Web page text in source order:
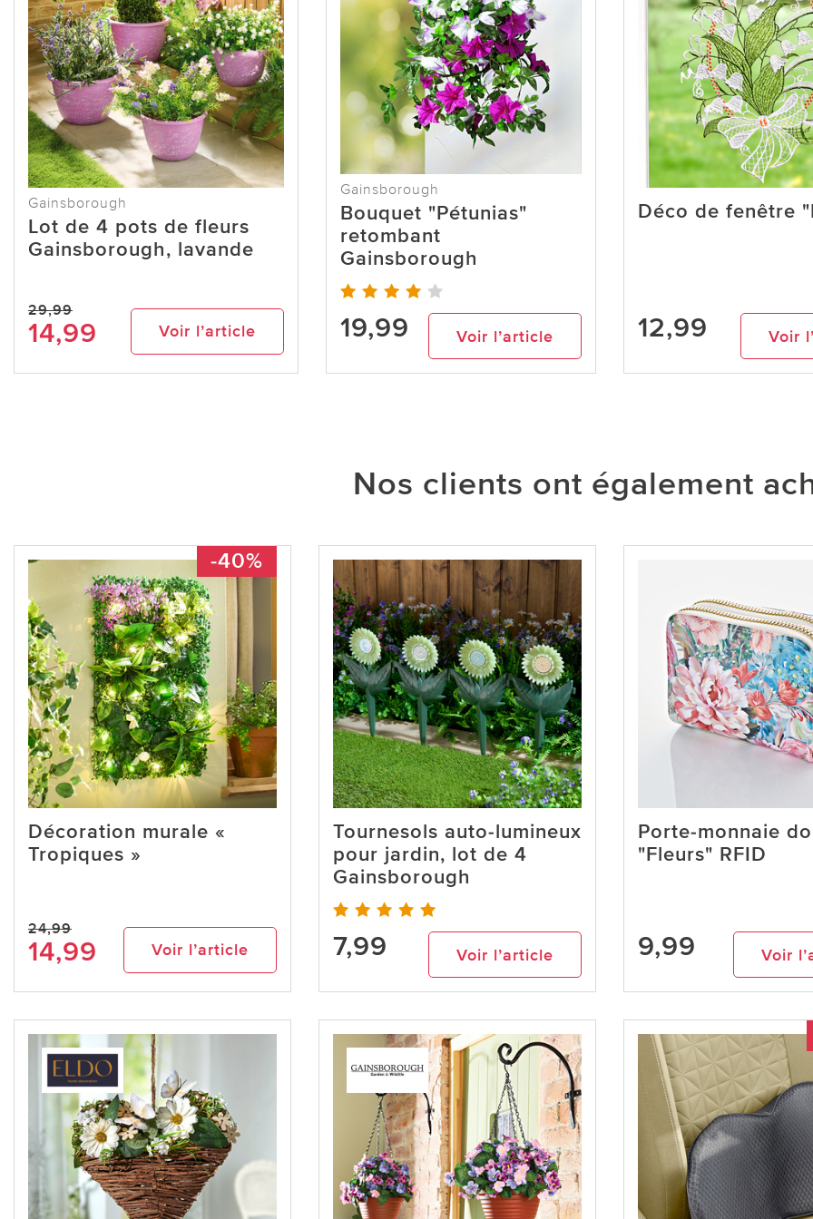
Gainsborough
Lot de 4 pots de fleurs
Gainsborough, lavande
29,99
14,99 Voir l’article
Gainsborough
Bouquet "Pétunias"
retombant
Gainsborough
19,99 Voir l’article
Déco de fenêtre
12,99 Voir
Nos clients ont également
-40%
Décoration murale «
Tropiques »
24,99
14,99 Voir l’article
Tournesols auto-lumineux
pour jardin, lot de 4
Gainsborough
7,99 Voir l’article
Porte-monnaie
"Fleurs" RFID
9,99 Voir